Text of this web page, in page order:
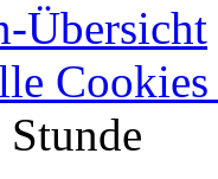
Übersicht
Cookies